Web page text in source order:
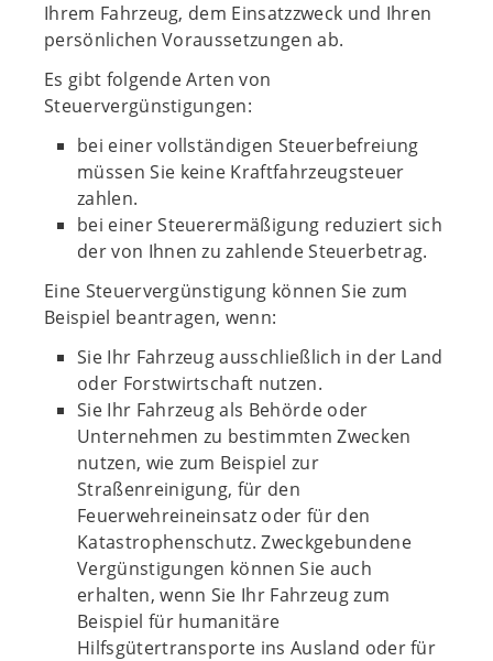
Ihrem Fahrzeug, dem Einsatzzweck und Ihren
persönlichen Voraussetzungen ab.
Es gibt folgende Arten von
Steuervergünstigungen:
bei einer vollständigen Steuerbefreiung
müssen Sie keine Kraftfahrzeugsteuer
zahlen.
bei einer Steuerermäßigung reduziert sich
der von Ihnen zu zahlende Steuerbetrag.
Eine Steuervergünstigung können Sie zum
Beispiel beantragen, wenn:
Sie Ihr Fahrzeug ausschließlich in der Land
oder Forstwirtschaft nutzen.
Sie Ihr Fahrzeug als Behörde oder
Unternehmen zu bestimmten Zwecken
nutzen, wie zum Beispiel zur
Straßenreinigung, für den
Feuerwehreineinsatz oder für den
Katastrophenschutz. Zweckgebundene
Vergünstigungen können Sie auch
erhalten, wenn Sie Ihr Fahrzeug zum
Beispiel für humanitäre
Hilfsgütertransporte ins Ausland oder für